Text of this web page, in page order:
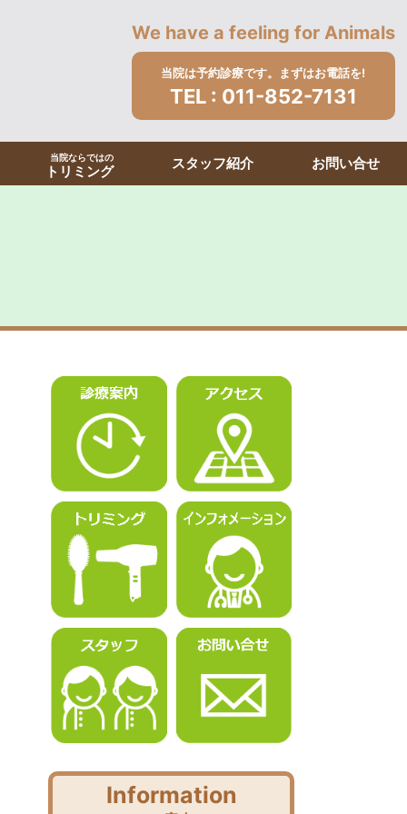
We have a feeling for Animals
当院は予約診療です。まずはお電話を!
TEL : 011-852-7131
当院ならではの
トリミング スタッフ紹介 お問い合せ
Information